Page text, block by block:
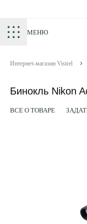
МЕНЮ
Интернет-магазин Vistrel
Бинокль Nikon
ВСЕ О ТОВАРЕ